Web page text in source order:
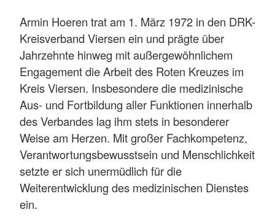
Armin Hoeren trat am 1. März 1972 in den DRK-
Kreisverband Viersen ein und prägte über
Jahrzehnte hinweg mit außergewöhnlichem
Engagement die Arbeit des Roten Kreuzes im
Kreis Viersen. Insbesondere die medizinische
Aus- und Fortbildung aller Funktionen innerhalb
des Verbandes lag ihm stets in besonderer
Weise am Herzen. Mit großer Fachkompetenz,
Verantwortungsbewusstsein und Menschlichkeit
setzte er sich unermüdlich für die
Weiterentwicklung des medizinischen Dienstes
ein.